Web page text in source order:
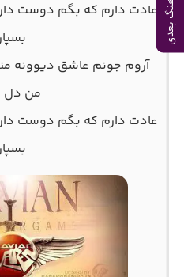
آهنگ بعدی عادت دارم که بگم دوست
آروم جونم عاشق دیوونه
من دل
عادت دارم که بگم دوست